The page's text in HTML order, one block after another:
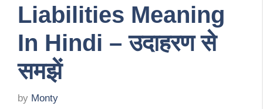
Liabilities Meaning
In Hindi – उदाहरण से
समझें
by Monty